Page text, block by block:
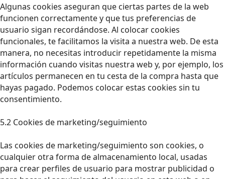
Algunas cookies aseguran que ciertas partes de la web
funcionen correctamente y que tus preferencias de
usuario sigan recordándose. Al colocar cookies
funcionales, te facilitamos la visita a nuestra web. De esta
manera, no necesitas introducir repetidamente la misma
información cuando visitas nuestra web y, por ejemplo, los
artículos permanecen en tu cesta de la compra hasta que
hayas pagado. Podemos colocar estas cookies sin tu
consentimiento.
5.2 Cookies de marketing/seguimiento
Las cookies de marketing/seguimiento son cookies, o
cualquier otra forma de almacenamiento local, usadas
para crear perfiles de usuario para mostrar publicidad o